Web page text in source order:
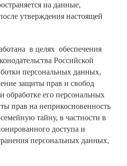
на данные,
утверждения настоящей
в целях обеспечения
Российской
персональных данных,
защиты прав и свобод
обработке его персональных
прав на неприкосновенность
тайну, в частности в
доступа и
персональных данных,